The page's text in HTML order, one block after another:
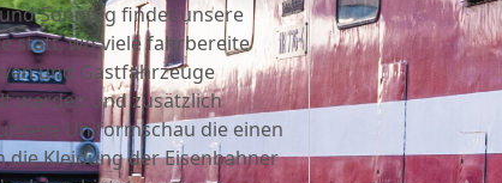
Sonntag findet unsere
statt, wo viele fahrbereite
und Gastfahrzeuge
werden und zusätzlich
Uniformschau die einen
die Kleidung der Eisenbahner